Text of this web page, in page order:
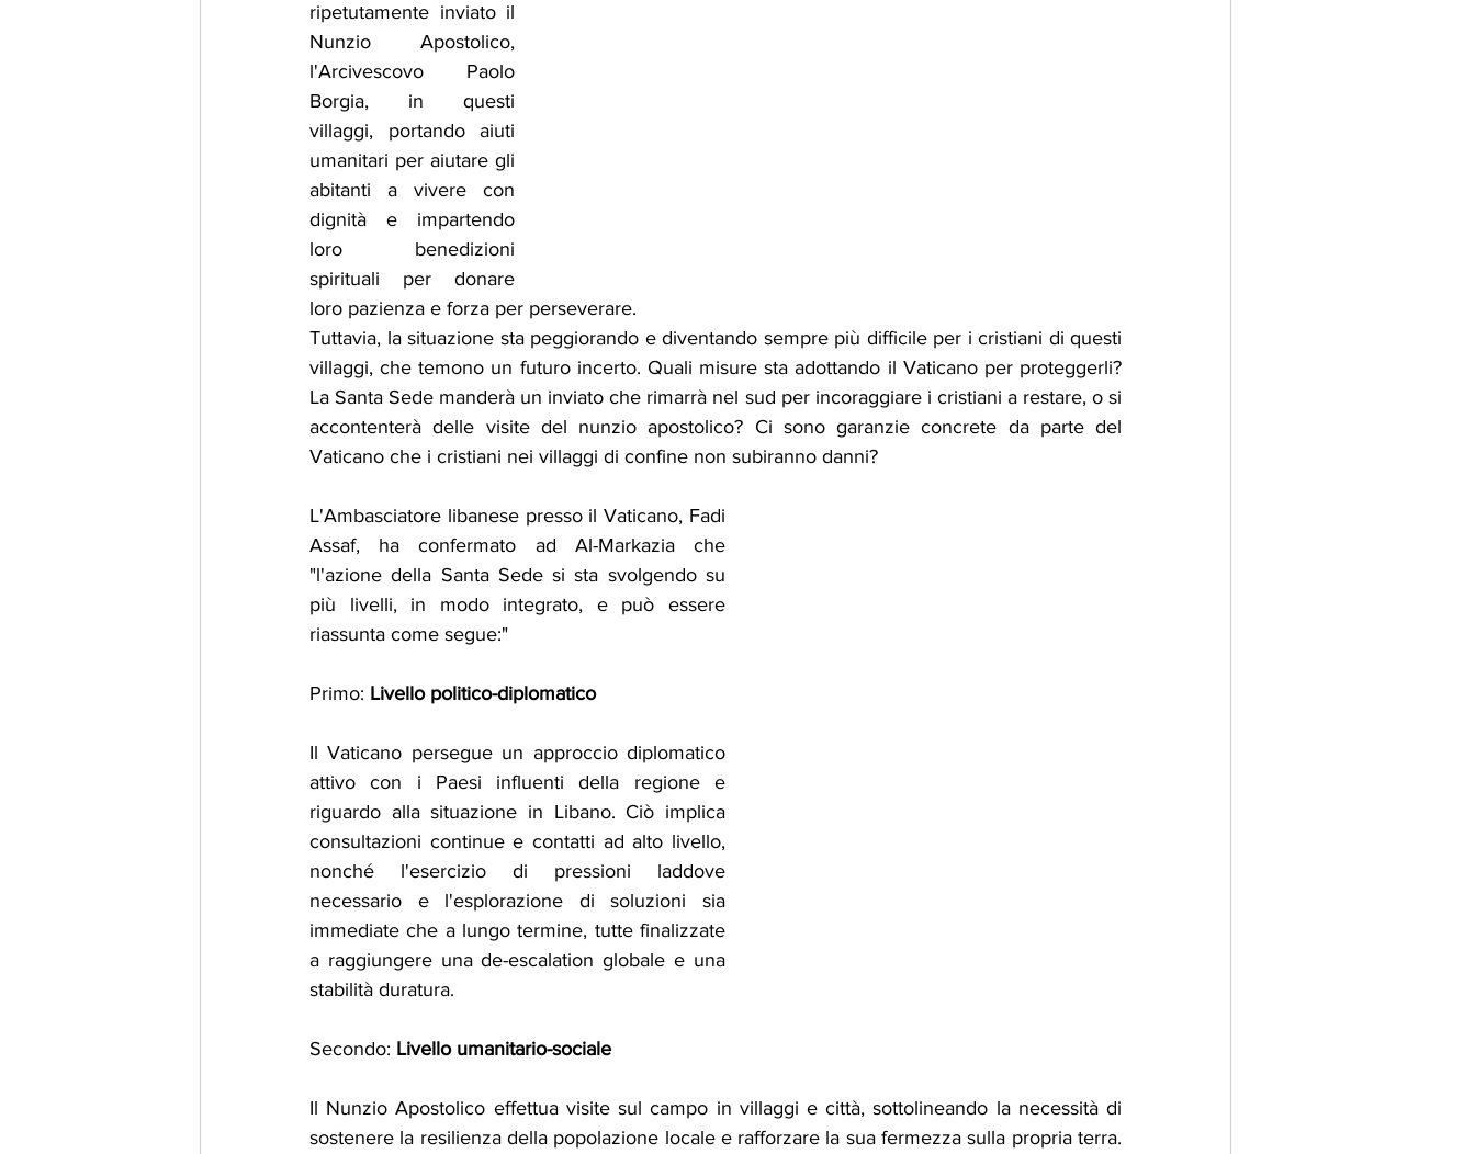
ripetutamente inviato il
Nunzio Apostolico,
l'Arcivescovo Paolo
Borgia, in questi
villaggi, portando aiuti
umanitari per aiutare gli
abitanti a vivere con
dignità e impartendo
loro benedizioni
spirituali per donare
loro pazienza e forza per perseverare.
Tuttavia, la situazione sta peggiorando e diventando sempre più difficile per i cristiani di questi
villaggi, che temono un futuro incerto. Quali misure sta adottando il Vaticano per proteggerli?
La Santa Sede manderà un inviato che rimarrà nel sud per incoraggiare i cristiani a restare, o si
accontenterà delle visite del nunzio apostolico? Ci sono garanzie concrete da parte del
Vaticano che i cristiani nei villaggi di confine non subiranno danni?
L'Ambasciatore libanese presso il Vaticano, Fadi
Assaf, ha confermato ad Al-Markazia che
"l'azione della Santa Sede si sta svolgendo su
più livelli, in modo integrato, e può essere
riassunta come segue:"
Primo: Livello politico-diplomatico
Il Vaticano persegue un approccio diplomatico
attivo con i Paesi influenti della regione e
riguardo alla situazione in Libano. Ciò implica
consultazioni continue e contatti ad alto livello,
nonché l'esercizio di pressioni laddove
necessario e l'esplorazione di soluzioni sia
immediate che a lungo termine, tutte finalizzate
a raggiungere una de-escalation globale e una
stabilità duratura.
Secondo: Livello umanitario-sociale
Il Nunzio Apostolico effettua visite sul campo in villaggi e città, sottolineando la necessità di
sostenere la resilienza della popolazione locale e rafforzare la sua fermezza sulla propria terra.